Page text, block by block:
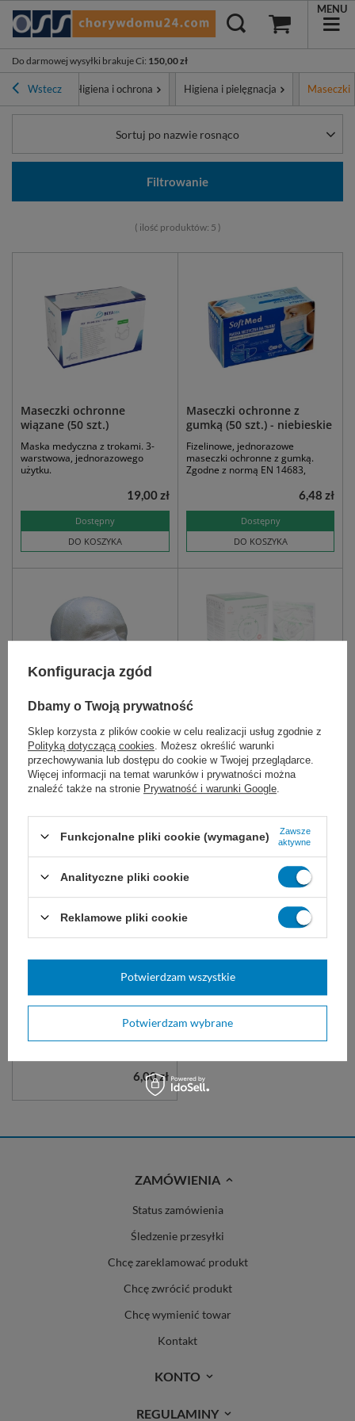
Do darmowej wysyłki brakuje Ci: 150,00 zł
MENU
Wstecz
główna Higiena i ochrona Higiena i pielęgnacja Maseczki
Sortuj po nazwie rosnąco
Filtrowanie
( ilość produktów: 5 )
Maseczki ochronne
wiązane (50 szt.)
Maska medyczna z trokami. 3-
warstwowa, jednorazowego
użytku.
Dostępny
DO KOSZYKA
19,00 zł
Maseczki ochronne z
gumką (50 szt.) - niebieskie
Fizelinowe, jednorazowe
maseczki ochronne z gumką.
Zgodne z normą EN 14683,
Dostępny
DO KOSZYKA
6,48 zł
Maska FFP2 (10 szt.)
sprzęt ochrony układu
oddechowego
DO KOSZYKA
14,76 zł
NIEDOSTĘPNY
Maska FFP2 (30 szt.)
sprzęt ochrony układu
oddechowego
24,99 zł
Półprzyłbica ochronna na
6,00 zł
ZAMÓWIENIA
Status zamówienia
Śledzenie przesyłki
Chcę zareklamować produkt
Chcę zwrócić produkt
Chcę wymienić towar
Kontakt
KONTO
REGULAMINY
Konfiguracja zgód
Dbamy o Twoją prywatność
Sklep korzysta z plików cookie w celu realizacji usług zgodnie z
Polityką dotyczącą cookies . Możesz określić warunki
przechowywania lub dostępu do cookie w Twojej przeglądarce.
Więcej informacji na temat warunków i prywatności można
znaleźć także na stronie Prywatność i warunki Google
Funkcjonalne pliki cookie (wymagane)
Zawsze
aktywne
Analityczne pliki cookie
Reklamowe pliki cookie
Potwierdzam wybrane
Potwierdzam wszystkie